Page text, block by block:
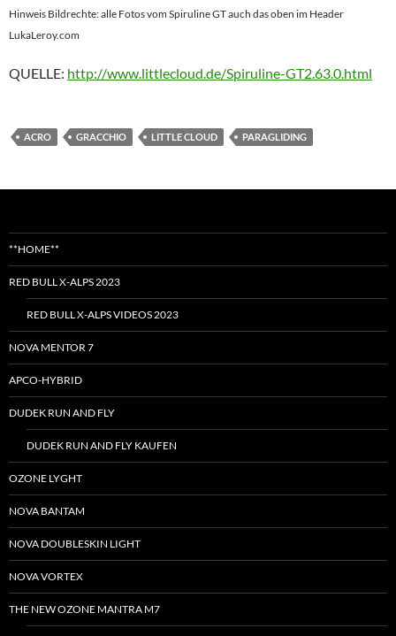
Hinweis Bildrechte: alle Fotos vom Spiruline GT auch das oben im Header
LukaLeroy.com
QUELLE: http://www.littlecloud.de/Spiruline-GT2.63.0.html
ACRO GRACCHIO LITTLE CLOUD PARAGLIDING
**HOME**
RED BULL X-ALPS 2023
RED BULL X-ALPS VIDEOS 2023
NOVA MENTOR 7
APCO-HYBRID
DUDEK RUN AND FLY
DUDEK RUN AND FLY KAUFEN
OZONE LYGHT
NOVA BANTAM
NOVA DOUBLESKIN LIGHT
NOVA VORTEX
THE NEW OZONE MANTRA M7